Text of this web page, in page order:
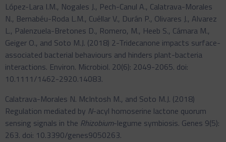
López-Lara I.M., Nogales J., Pech-Canul A., Calatrava-Morales
N., Bernabéu-Roda L.M., Cuéllar V., Durán P., Olivares J., Alvarez
L., Palenzuela-Bretones D., Romero, M., Heeb S., Cámara M.,
Geiger O., and Soto M.J. (2018) 2-Tridecanone impacts surface-
associated bacterial behaviours and hinders plant-bacteria
interactions. Environ. Microbiol. 20(6): 2049-2065. doi:
10.1111/1462-2920.14083.
Calatrava-Morales N. McIntosh M., and Soto M.J. (2018)
Regulation mediated by N-acyl homoserine lactone quorum
sensing signals in the Rhizobium-legume symbiosis. Genes 9(5):
263. doi: 10.3390/genes9050263.